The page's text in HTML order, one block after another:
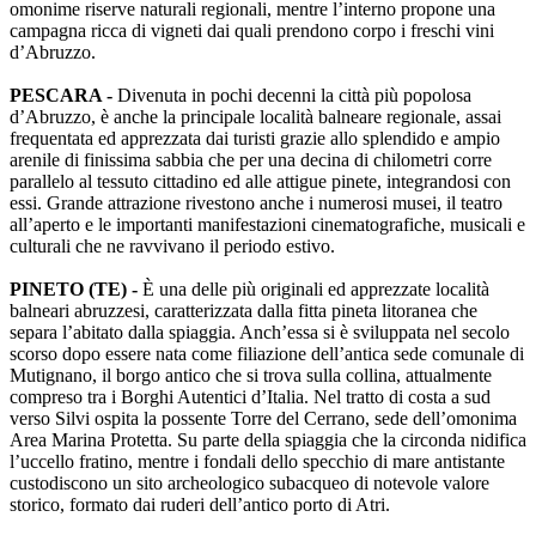
omonime riserve naturali regionali, mentre l’interno propone una
campagna ricca di vigneti dai quali prendono corpo i freschi vini
d’Abruzzo.
PESCARA - Divenuta in pochi decenni la città più popolosa
d’Abruzzo, è anche la principale località balneare regionale, assai
frequentata ed apprezzata dai turisti grazie allo splendido e ampio
arenile di finissima sabbia che per una decina di chilometri corre
parallelo al tessuto cittadino ed alle attigue pinete, integrandosi con
essi. Grande attrazione rivestono anche i numerosi musei, il teatro
all’aperto e le importanti manifestazioni cinematografiche, musicali e
culturali che ne ravvivano il periodo estivo.
PINETO (TE) - È una delle più originali ed apprezzate località
balneari abruzzesi, caratterizzata dalla fitta pineta litoranea che
separa l’abitato dalla spiaggia. Anch’essa si è sviluppata nel secolo
scorso dopo essere nata come filiazione dell’antica sede comunale di
Mutignano, il borgo antico che si trova sulla collina, attualmente
compreso tra i Borghi Autentici d’Italia. Nel tratto di costa a sud
verso Silvi ospita la possente Torre del Cerrano, sede dell’omonima
Area Marina Protetta. Su parte della spiaggia che la circonda nidifica
l’uccello fratino, mentre i fondali dello specchio di mare antistante
custodiscono un sito archeologico subacqueo di notevole valore
storico, formato dai ruderi dell’antico porto di Atri.